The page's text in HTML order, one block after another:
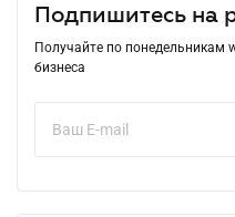
Подпишитесь на
Получайте по понедельникам
бизнеса